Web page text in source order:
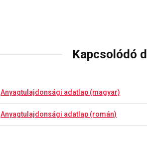
Kapcsolódó
Anyagtulajdonsági adatlap (magyar)
Anyagtulajdonsági adatlap (román)